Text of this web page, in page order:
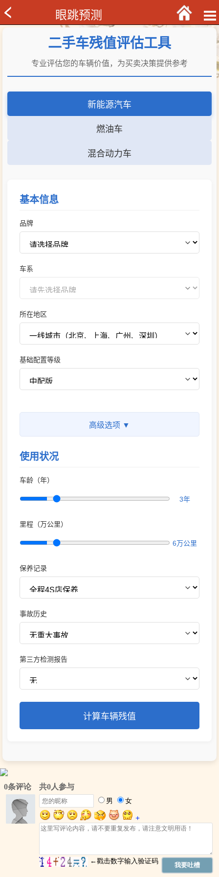
眼跳预测
二手车残值评估工具
专业评估您的车辆价值，为买卖决策提供参考
新能源汽车
燃油车
混合动力车
基本信息
品牌
车系
所在地区
基础配置等级
高级选项 ▼
使用状况
车龄（年）
3年
里程（万公里）
6万公里
保养记录
事故历史
第三方检测报告
计算车辆残值